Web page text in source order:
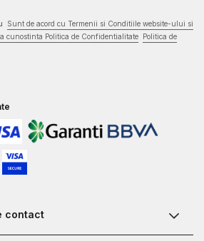
Sunt de acord cu Termenii si Conditiile website-ului si
cunostinta Politica de Confidentialitate Politica de
contact